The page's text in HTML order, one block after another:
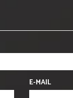
E-MAIL